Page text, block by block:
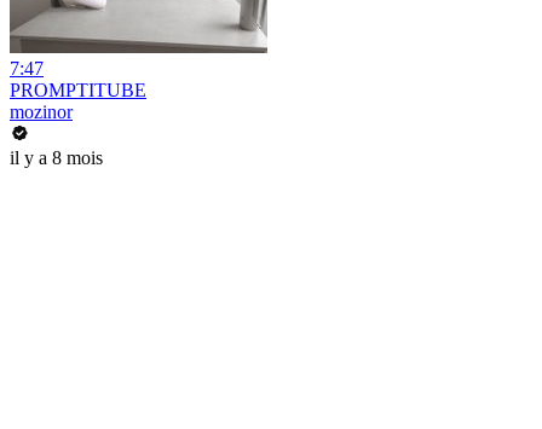
7:47
PROMPTITUBE
mozinor
il y a 8 mois